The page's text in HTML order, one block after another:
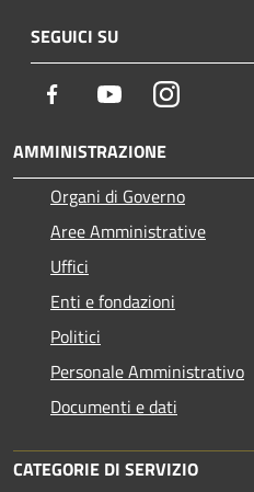
SEGUICI SU
Facebook YoutubeInstagram
AMMINISTRAZIONE
Organi di Governo
Aree Amministrative
Uffici
Enti e fondazioni
Politici
Personale Amministrativo
Documenti e dati
CATEGORIE DI SERVIZIO